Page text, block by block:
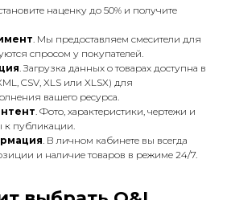
наценку до 50% и получите
. Мы предоставляем смесители для
спросом у покупателей.
. Загрузка данных о товарах доступна в
CSV, XLS или XLSX) для
вашего ресурса.
. Фото, характеристики, чертежи и
к публикации.
. В личном кабинете вы всегда
и наличие товаров в режиме 24/7.